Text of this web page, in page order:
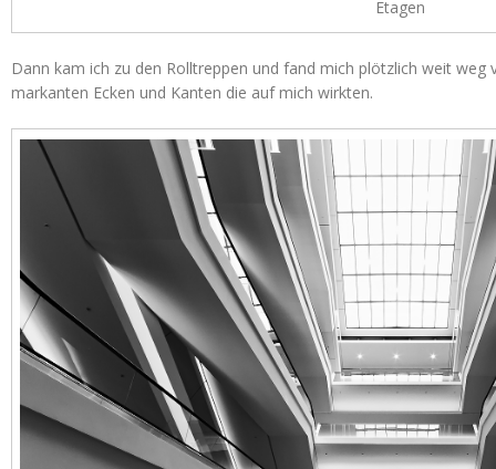
Etagen
Dann kam ich zu den Rolltreppen und fand mich plötzlich weit weg
markanten Ecken und Kanten die auf mich wirkten.